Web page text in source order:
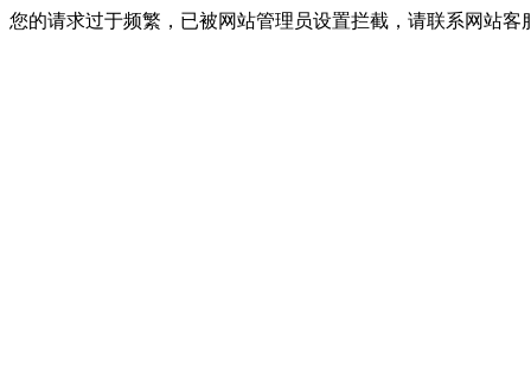
您的请求过于频繁，已被网站管理员设置拦截，请联系网站客